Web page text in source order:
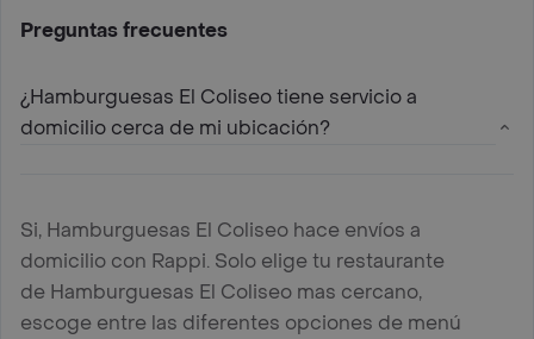
Preguntas frecuentes
¿Hamburguesas El Coliseo tiene servicio a
domicilio cerca de mi ubicación?
Si, Hamburguesas El Coliseo hace envíos a
domicilio con Rappi. Solo elige tu restaurante
de Hamburguesas El Coliseo mas cercano,
escoge entre las diferentes opciones de menú